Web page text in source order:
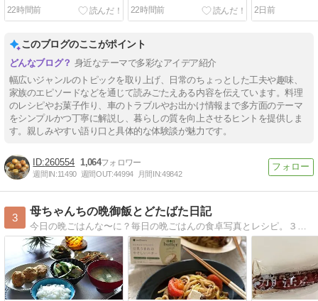
22時間前
22時間前
2日前
このブログのここがポイント
身近なテーマで多彩なアイデア紹介
幅広いジャンルのトピックを取り上げ、日常のちょっとした工夫や趣味、
家族のエピソードなどを通じて読みごたえある内容を伝えています。料理
のレシピやお菓子作り、車のトラブルやお出かけ情報まで多方面のテーマ
をシンプルかつ丁寧に解説し、暮らしの質を向上させるヒントを提供しま
す。親しみやすい語り口と具体的な体験談が魅力です。
260554 1,064
週間IN:11490 週間OUT:44994 月間IN:49842
3
母ちゃんちの晩御飯とどたばた日記
今日の晩ごはんな〜に？毎日の晩ごはんの食卓写真とレシピ。３兄妹（もうみんな大人ですが全員同居中）＋ラブラドールレトリバーのメイの毎日です。